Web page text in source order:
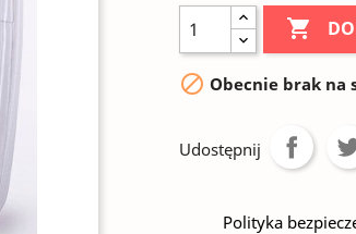

 Obecnie brak na
Udostępnij
Polityka